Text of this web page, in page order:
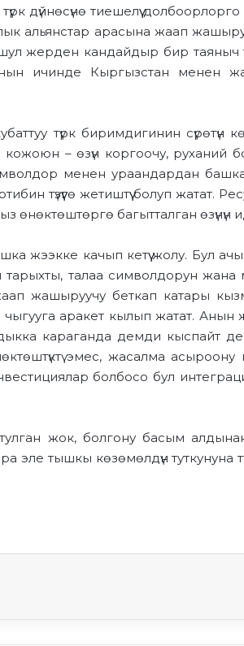
дүйнөсүнө тиешелүү
альянстар арасына жаап
жерден кандайдыр бир таяныч
ичинде Кыргызстан менен
түркбиримдигинин сүрөтүн
кожоюн – өзүн коргоочу, руханий
менен ураандардан
түзүүгө жетиштүү болуп жатат.
өнөктөштөргө багытталган өзүнүн
жээкке качып кетүүжолу. Бул
тарыхты, талаа символдорун
жашыруучу беткап катары
чыгууга аракет кылып жатат. Анын
ка караганда демди кыспайт
эмес, жасалма асыроону
болбосо бул
жок, болгону басым
эле тышкы көзөмөлдүн туткунуна